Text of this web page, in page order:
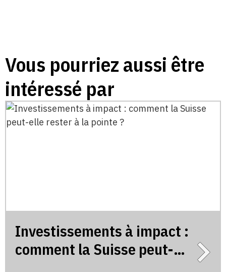
Vous pourriez aussi être
intéressé par
Investissements à impact :
comment la Suisse peut-